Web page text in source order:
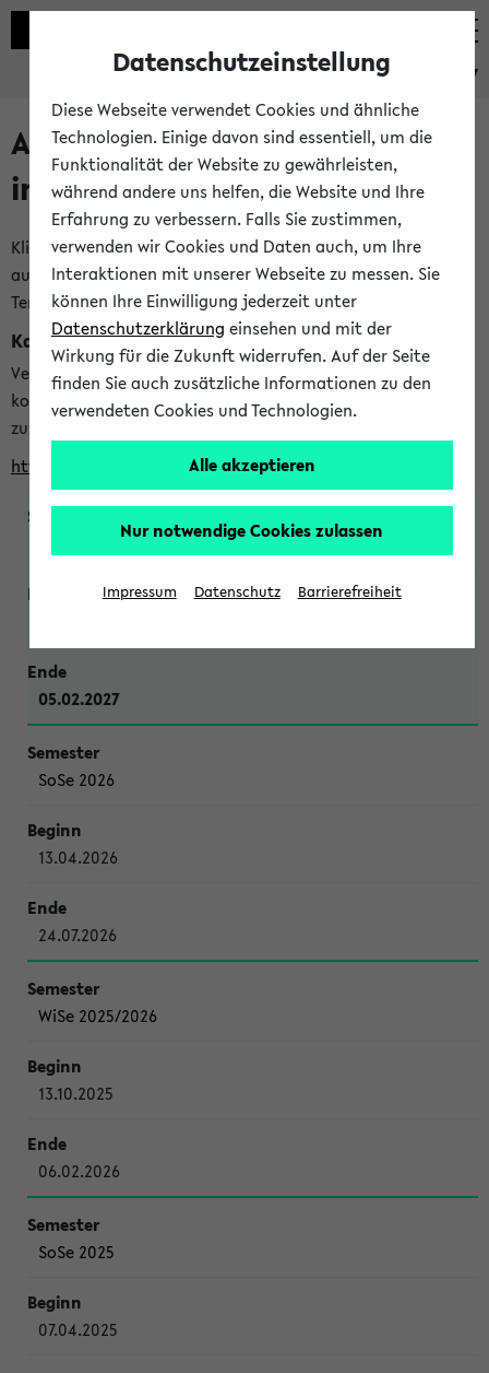
eKVV
Alle veröffentlichten Semester
im eKVV
Klicken Sie auf das Semester, welches Sie für Ihre Sitzung
auswählen möchten. Bitte beachten Sie auch die weiteren
Termine imKalender der Lehrplanung
Kalenderintegration
Verwenden Sie die folgende Adresse, um mit einer
kompatiblen Kalenderanwendung auf die Vorlesungszeiten
zuzugreifen (nähere Informationen
finden Sie hier
https://ekvv.uni-bielefeld.de/ws/calendar?vz
WiSe 2026/2027
05.02.2027
SoSe 2026
13.04.2026
24.07.2026
WiSe 2025/2026
13.10.2025
06.02.2026
SoSe 2025
07.04.2025
Datenschutzeinstellung
Diese Webseite verwendet Cookies und ähnliche
Technologien. Einige davon sind essentiell, um die
Funktionalität der Website zu gewährleisten,
während andere uns helfen, die Website und Ihre
Erfahrung zu verbessern. Falls Sie zustimmen,
verwenden wir Cookies und Daten auch, um Ihre
Interaktionen mit unserer Webseite zu messen. Sie
können Ihre Einwilligung jederzeit unter
Datenschutzerklärung einsehen und mit der
Wirkung für die Zukunft widerrufen. Auf der Seite
finden Sie auch zusätzliche Informationen zu den
verwendeten Cookies und Technologien.
Alle akzeptieren
Nur notwendige Cookies zulassen
Impressum Datenschutz Barrierefreiheit